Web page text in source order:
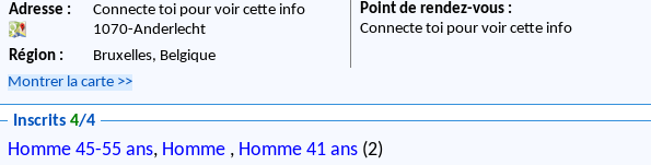
Adresse :
Connecte toi pour voir cette info
1070-Anderlecht
Région :
Bruxelles, Belgique
Point de rendez-vous :
Connecte toi pour voir cette info
Montrer la carte >>
Inscrits4/4
Homme 45-55 ans, Homme , Homme 41 ans (2)